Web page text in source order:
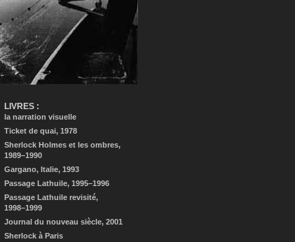
LIVRES :
la narration visuelle
Ticket de quai, 1978
Sherlock Holmes et les ombres,
1989–1990
Gargano, Italie, 1993
Passage Lathuile, 1995–1996
Passage Lathuile revisité,
1998–1999
Journal du nouveau siècle, 2001
Sherlock à Paris